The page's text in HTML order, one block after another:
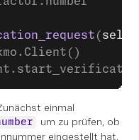
( self
einmal
um zu prüfen, ob
eingestellt hat,